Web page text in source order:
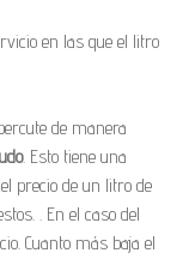
en las que el litro
de manera
. Esto tiene una
precio de un litro de
. En el caso del
Cuanto más baja el